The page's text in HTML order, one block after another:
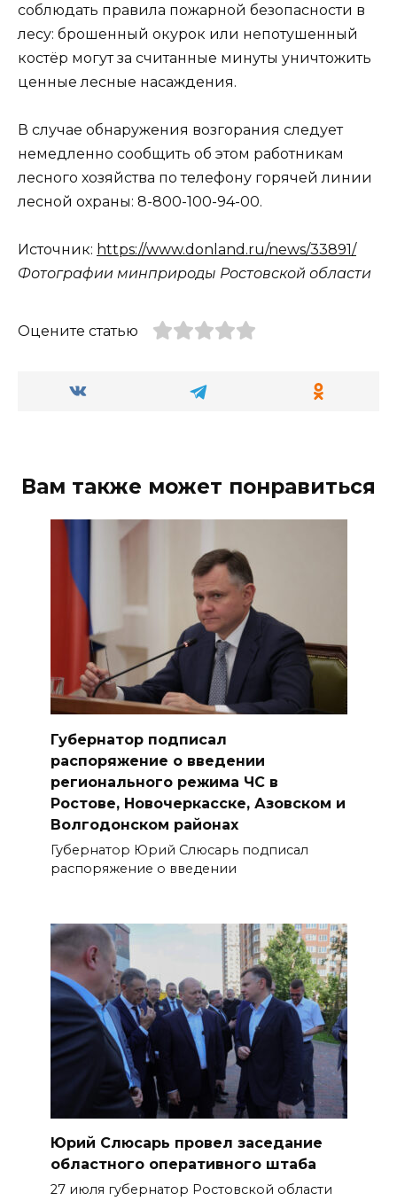
соблюдать правила пожарной безопасности в
лесу: брошенный окурок или непотушенный
костёр могут за считанные минуты уничтожить
ценные лесные насаждения.
В случае обнаружения возгорания следует
немедленно сообщить об этом работникам
лесного хозяйства по телефону горячей линии
лесной охраны: 8-800-100-94-00.
Источник: https://www.donland.ru/news/33891/
Фотографии минприроды Ростовской области
Оцените статью
Вам также может понравиться
Губернатор подписал
распоряжение о введении
регионального режима ЧС в
Ростове, Новочеркасске, Азовском и
Волгодонском районах
Губернатор Юрий Слюсарь подписал
распоряжение о введении
Юрий Слюсарь провел заседание
областного оперативного штаба
27 июля губернатор Ростовской области